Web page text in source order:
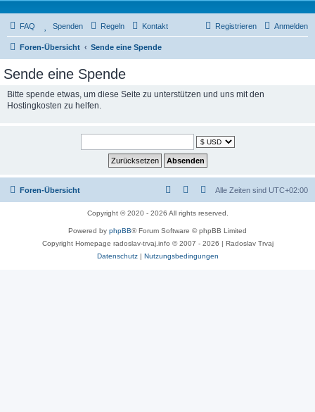
FAQ Spenden Regeln Kontakt Anmelden
Registrieren
Foren-Übersicht Sende eine Spende
Sende eine Spende
Bitte spende etwas, um diese Seite zu unterstützen und uns mit den
Hostingkosten zu helfen.
Foren-Übersicht Alle Zeiten sind UTC+02:00
Copyright © 2020 - 2026 All rights reserved.
Powered by phpBB® Forum Software © phpBB Limited
Copyright Homepage radoslav-trvaj.info © 2007 - 2026 | Radoslav Trvaj
Datenschutz| Nutzungsbedingungen